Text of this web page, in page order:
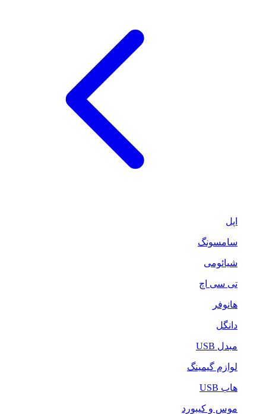
اپل
سامسونگ
شیائومی
تی سی اچ
هانوفر
دانگل
مبدل USB
لوازم گیمینگ
هاب USB
موس و کیبورد